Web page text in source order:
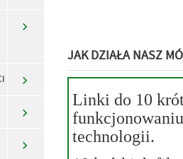
JAK DZIAŁA NASZ
Linki do 10
technologii.